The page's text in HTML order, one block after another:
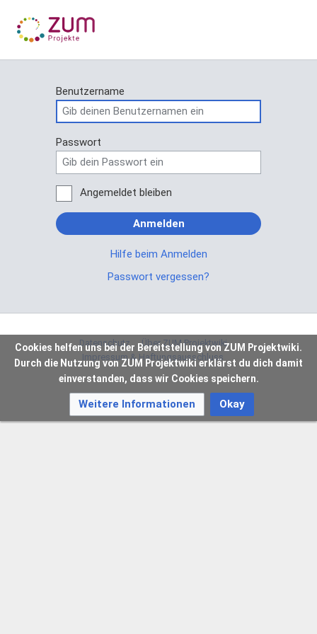
Benutzername
Passwort
Angemeldet bleiben
Anmelden
Hilfe beim Anmelden
Passwort vergessen?
Datenschutz
Über ZUM Projektwiki
Impressum & Haftungsausschluss
Cookies helfen uns bei der Bereitstellung von ZUM Projektwiki.
Durch die Nutzung von ZUM Projektwiki erklärst du dich damit
einverstanden, dass wir Cookies speichern.
Weitere Informationen Okay